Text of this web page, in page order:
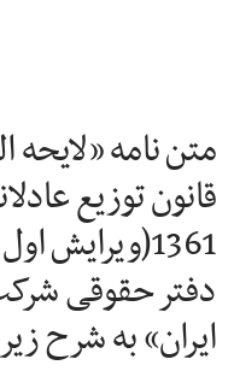
متن نامه «لایحه
قانون توزیع
دفتر حقوقی
ایران» به شرح